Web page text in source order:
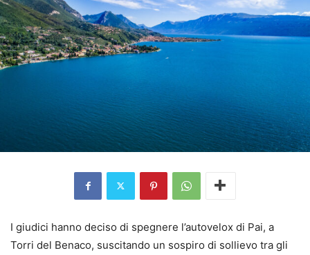
I giudici hanno deciso di spegnere l’autovelox di Pai, a
Torri del Benaco, suscitando un sospiro di sollievo tra gli